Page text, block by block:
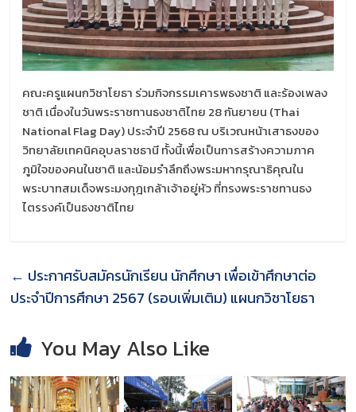
คณะครูแผนกวิชาโยธา ร่วมกิจกรรมเคารพธงชาติ และร้องเพลง
ชาติ เนื่องในวันพระราชทานธงชาติไทย 28 กันยายน (Thai
National Flag Day) ประจำปี 2568 ณ บริเวณหน้าเสาธงของ
วิทยาลัยเทคนิคอุบลราชธานี ทั้งนี้เพื่อเป็นการสร้างความภาค
ภูมิใจของคนในชาติ และน้อมรำลึกถึงพระมหากรุณาธิคุณใน
พระบาทสมเด็จพระมงกุฎเกล้าเจ้าอยู่หัว ที่ทรงพระราชทานธง
ไตรรงค์เป็นธงชาติไทย
← ประกาศรับสมัครนักเรียน นักศึกษา เพื่อเข้าศึกษาต่อ
ประจำปีการศึกษา 2567 (รอบเพิ่มเติม) แผนกวิชาโยธา
You May Also Like